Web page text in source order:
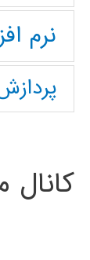
نرم
کانال